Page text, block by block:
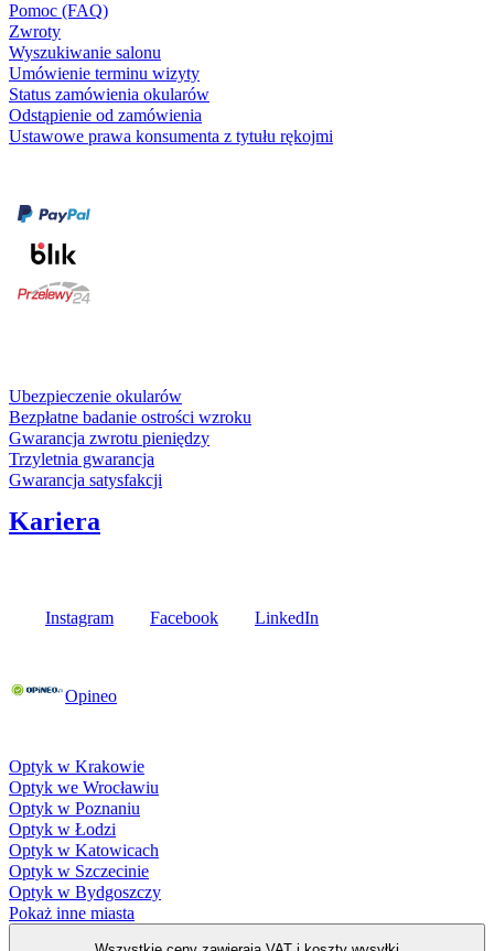
Pomoc (FAQ)
Zwroty
Wyszukiwanie salonu
Umówienie terminu wizyty
Status zamówienia okularów
Odstąpienie od zamówienia
Ustawowe prawa konsumenta z tytułu rękojmi
Ubezpieczenie okularów
Bezpłatne badanie ostrości wzroku
Gwarancja zwrotu pieniędzy
Trzyletnia gwarancja
Gwarancja satysfakcji
Kariera
Instagram Facebook LinkedIn
Opineo
Optyk w Krakowie
Optyk we Wrocławiu
Optyk w Poznaniu
Optyk w Łodzi
Optyk w Katowicach
Optyk w Szczecinie
Optyk w Bydgoszczy
Pokaż inne miasta